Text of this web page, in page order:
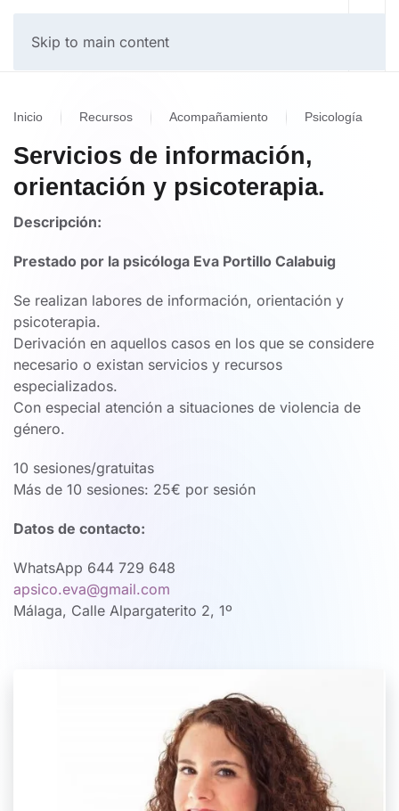
Skip to main content
Inicio Recursos Acompañamiento Psicología
Servicios de información,
orientación y psicoterapia.
Descripción:
Prestado por la psicóloga Eva Portillo Calabuig
Se realizan labores de información, orientación y
psicoterapia.
Derivación en aquellos casos en los que se considere
necesario o existan servicios y recursos
especializados.
Con especial atención a situaciones de violencia de
género.
10 sesiones/gratuitas
Más de 10 sesiones: 25€ por sesión
Datos de contacto:
WhatsApp 644 729 648
apsico.eva@gmail.com
Málaga, Calle Alpargaterito 2, 1º